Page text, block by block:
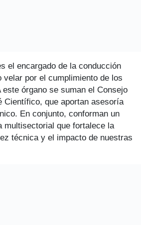
el encargado de la conducción
por el cumplimiento de los
este órgano se suman el Consejo
Científico, que aportan asesoría
En conjunto, conforman un
multisectorial que fortalece la
técnica y el impacto de nuestras